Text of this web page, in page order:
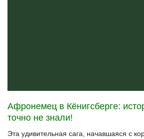
Афронемец в Кёнигсберге:
точно не знали!
Эта удивительная сага, начавшаяся с